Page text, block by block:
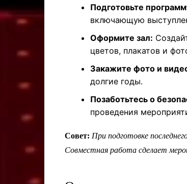
Подготовьте
включающую
Оформите зал:
цветов, плакатов и
Закажите фото и
долгие годы.
Позаботьтесь о
проведения
Совет: При подготовке
Совместная работа сделает